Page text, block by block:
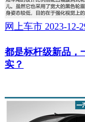
网上车市 2023-12-
都是标杆级新品，
实？